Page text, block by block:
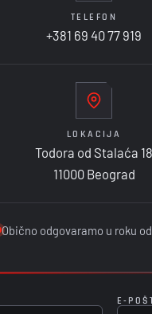
TELEFON
+381 69 40 77 919
LOKACIJA
Todora od Stalaća 18
11000 Beograd
Obično odgovaramo u roku
E-